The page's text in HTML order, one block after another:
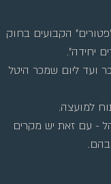
הקבועים בחוק
יחידה".
ועד ליום שמכר היטל
למועצה.
- עם זאת יש מקרים
בהם.